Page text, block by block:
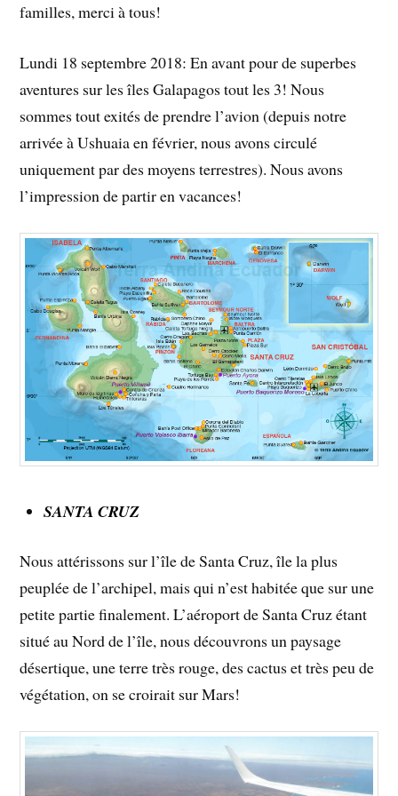
familles, merci à tous!
Lundi 18 septembre 2018: En avant pour de superbes
aventures sur les îles Galapagos tout les 3! Nous
sommes tout exités de prendre l’avion (depuis notre
arrivée à Ushuaia en février, nous avons circulé
uniquement par des moyens terrestres). Nous avons
l’impression de partir en vacances!
SANTA CRUZ
Nous attérissons sur l’île de Santa Cruz, île la plus
peuplée de l’archipel, mais qui n’est habitée que sur une
petite partie finalement. L’aéroport de Santa Cruz étant
situé au Nord de l’île, nous découvrons un paysage
désertique, une terre très rouge, des cactus et très peu de
végétation, on se croirait sur Mars!